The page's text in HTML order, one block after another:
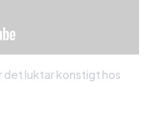
det luktar konstigt hos